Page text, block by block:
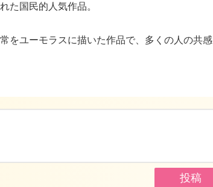
た国民的人気作品。
をユーモラスに描いた作品で、多くの人の共感